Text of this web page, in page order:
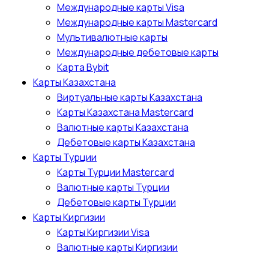
Международные карты Visa
Международные карты Mastercard
Мультивалютные карты
Международные дебетовые карты
Карта Bybit
Карты Казахстана
Виртуальные карты Казахстана
Карты Казахстана Mastercard
Валютные карты Казахстана
Дебетовые карты Казахстана
Карты Турции
Карты Турции Mastercard
Валютные карты Турции
Дебетовые карты Турции
Карты Киргизии
Карты Киргизии Visa
Валютные карты Киргизии